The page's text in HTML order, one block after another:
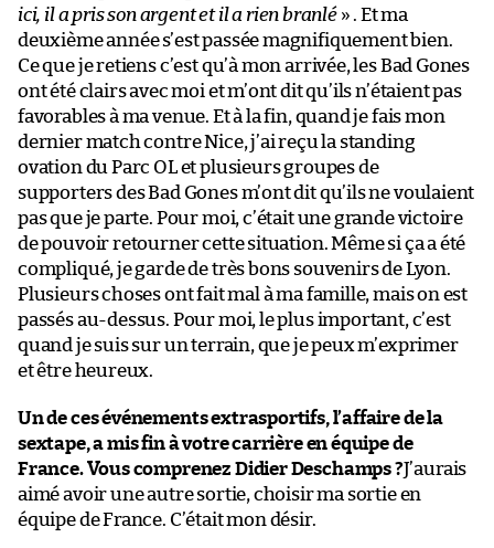
ici, il a pris son argent et il a rien branlé» . Et ma
deuxième année s’est passée magnifiquement bien.
Ce que je retiens c’est qu’à mon arrivée, les Bad Gones
ont été clairs avec moi et m’ont dit qu’ils n’étaient pas
favorables à ma venue. Et à la fin, quand je fais mon
dernier match contre Nice, j’ai reçu la standing
ovation du Parc OL et plusieurs groupes de
supporters des Bad Gones m’ont dit qu’ils ne voulaient
pas que je parte. Pour moi, c’était une grande victoire
de pouvoir retourner cette situation. Même si ça a été
compliqué, je garde de très bons souvenirs de Lyon.
Plusieurs choses ont fait mal à ma famille, mais on est
passés au-dessus. Pour moi, le plus important, c’est
quand je suis sur un terrain, que je peux m’exprimer
et être heureux.
Un de ces événements extrasportifs, l’affaire de la
sextape, a mis fin à votre carrière en équipe de
France. Vous comprenez Didier Deschamps ?J’aurais
aimé avoir une autre sortie, choisir ma sortie en
équipe de France. C’était mon désir.